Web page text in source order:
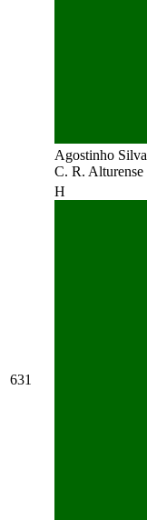
Agostinho Silva
C. R. Alturense
631
H